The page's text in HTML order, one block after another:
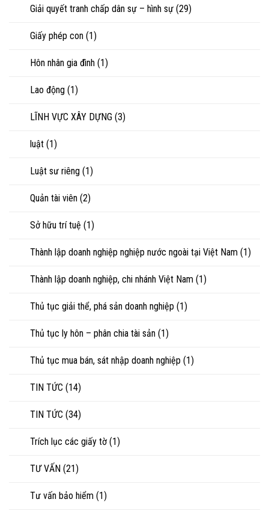
Giải quyết tranh chấp dân sự – hình sự (29)
Giấy phép con (1)
Hôn nhân gia đình (1)
Lao động (1)
LĨNH VỰC XÂY DỰNG (3)
luật (1)
Luật sư riêng (1)
Quản tài viên (2)
Sở hữu trí tuệ (1)
Thành lập doanh nghiệp nghiệp nước ngoài tại Việt Nam (1)
Thành lập doanh nghiệp, chi nhánh Việt Nam (1)
Thủ tục giải thể, phá sản doanh nghiệp (1)
Thủ tục ly hôn – phân chia tài sản (1)
Thủ tục mua bán, sát nhập doanh nghiệp (1)
TIN TỨC (14)
TIN TỨC (34)
Trích lục các giấy tờ (1)
TƯ VẤN (21)
Tư vấn bảo hiểm (1)